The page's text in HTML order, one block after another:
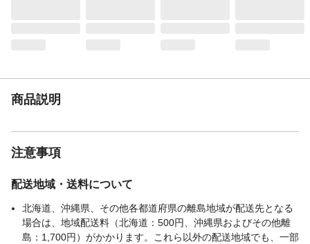
商品説明
注意事項
配送地域・送料について
北海道、沖縄県、その他各都道府県の離島地域が配送先となる
場合は、地域配送料（北海道：500円、沖縄県およびその他離
島：1,700円）がかかります。これら以外の配送地域でも、一部